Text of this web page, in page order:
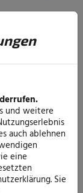
neuen
und weitere
auch ablehnen
eine
Sie